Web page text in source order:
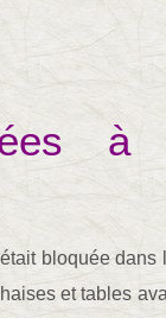
à
bloquée
et tables